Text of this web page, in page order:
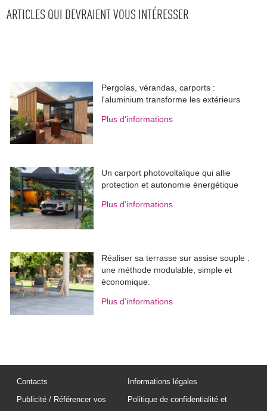
ARTICLES QUI DEVRAIENT VOUS INTÉRESSER
Pergolas, vérandas, carports :
l'aluminium transforme les extérieurs
Plus d'informations
Un carport photovoltaïque qui allie
protection et autonomie énergétique
Plus d'informations
Réaliser sa terrasse sur assise souple :
une méthode modulable, simple et
économique.
Plus d'informations
Contacts
Publicité / Référencer vos
Informations légales
Politique de confidentialité et